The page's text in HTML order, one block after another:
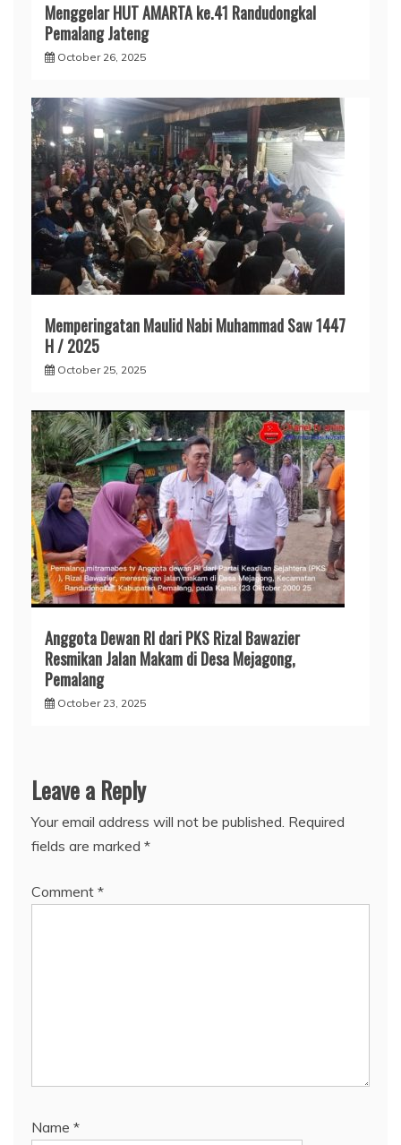
Menggelar HUT AMARTA ke.41 Randudongkal
Pemalang Jateng
October 26, 2025
Memperingatan Maulid Nabi Muhammad Saw 1447
H / 2025
October 25, 2025
Anggota Dewan RI dari PKS Rizal Bawazier
Resmikan Jalan Makam di Desa Mejagong,
Pemalang
October 23, 2025
Leave a Reply
Your email address will not be published. Required
fields are marked *
Comment *
Name *